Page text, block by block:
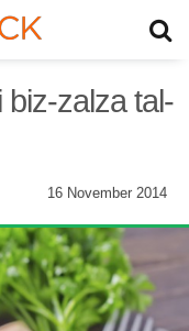
biz-zalza tal-
16 November 2014